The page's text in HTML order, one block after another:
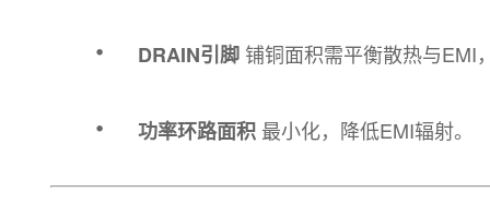
· DRAIN引脚铺铜面积需平衡散热与EMI
· 功率环路面积最小化，降低EMI辐射。